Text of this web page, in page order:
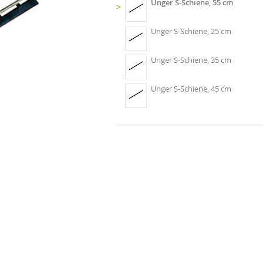
> Unger S-Schiene, 55 cm
Unger S-Schiene, 25 cm
Unger S-Schiene, 35 cm
Unger S-Schiene, 45 cm